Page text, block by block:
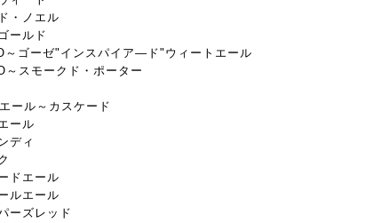
・ノエル
ールド
ゴーゼ"インスパイア―ド"ウィートエール
スモークド・ポーター
ール～カスケード
ール
ディ
ドエール
ルエール
ーズレッド